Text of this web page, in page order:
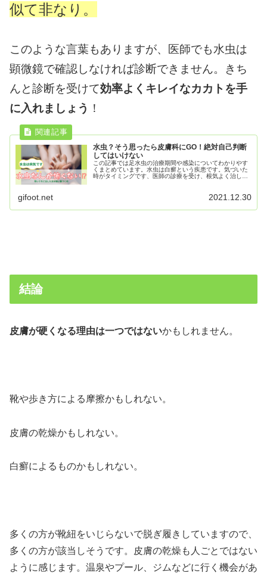
似て非なり。
このような言葉もありますが、医師でも水虫は
顕微鏡で確認しなければ診断できません。きち
んと診断を受けて効率よくキレイなカカトを手
に入れましょう ！
水虫？そう思ったら皮膚科にGO！絶対自己判断
してはいけない
この記事では足水虫の治療期間や感染についてわかりやす
くまとめています。水虫は白癬という疾患です。気づいた
時がタイミングです、医師の診療を受け、根気よく治して
gifoot.net 2021.12.30
結論
皮膚が硬くなる理由は一つではないかもしれません。
靴や歩き方による摩擦かもしれない。
皮膚の乾燥かもしれない。
白癬によるものかもしれない。
多くの方が靴紐をいじらないで脱ぎ履きしていますので、
多くの方が該当しそうです。皮膚の乾燥も人ごとではない
ように感じます。温泉やプール、ジムなどに行く機会があ